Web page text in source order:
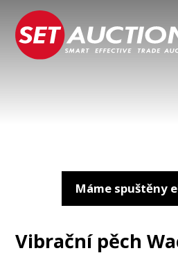
Máme spuštěny
Vibrační pěch